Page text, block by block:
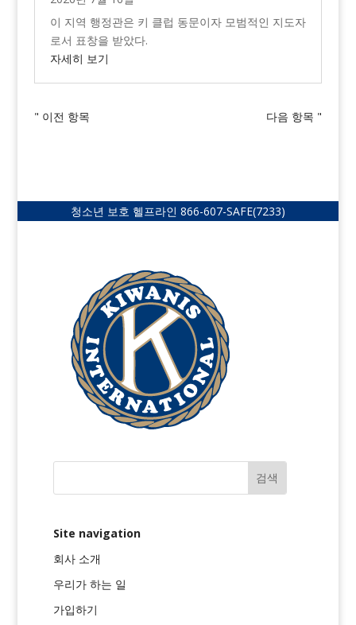
이 지역 행정관은 키 클럽 동문이자 모범적인 지도자
로서 표창을 받았다.
자세히 보기
" 이전 항목 다음 항목 "
청소년 보호 헬프라인 866-607-SAFE(7233)
Site navigation
회사 소개
우리가 하는 일
가입하기